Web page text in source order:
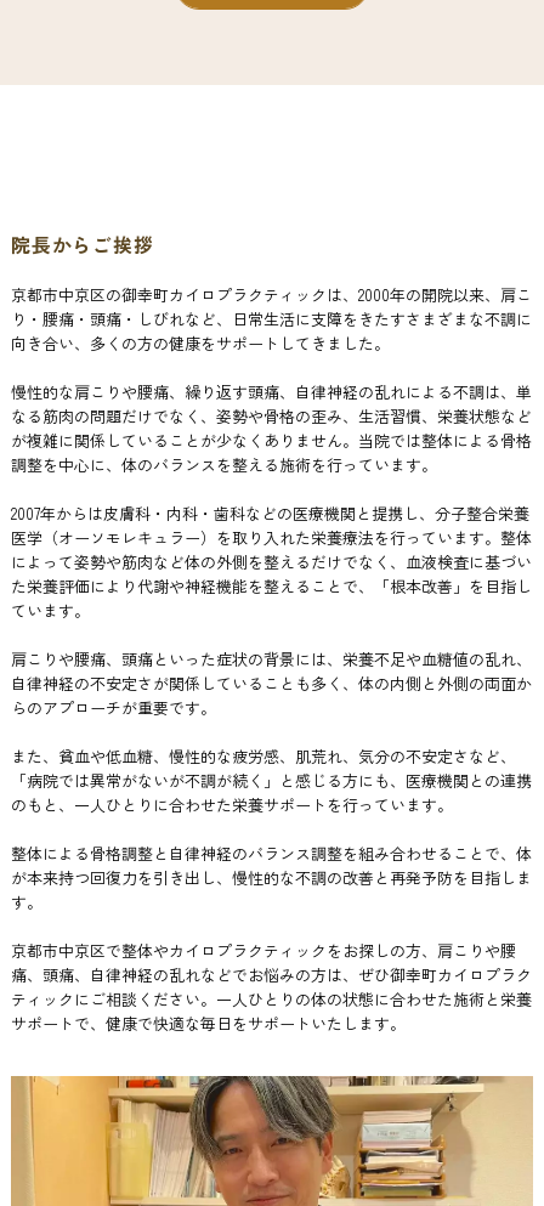
院長からご挨拶
京都市中京区の御幸町カイロプラクティックは、2000年の開院以来、肩こ
り・腰痛・頭痛・しびれなど、日常生活に支障をきたすさまざまな不調に
向き合い、多くの方の健康をサポートしてきました。
慢性的な肩こりや腰痛、繰り返す頭痛、自律神経の乱れによる不調は、単
なる筋肉の問題だけでなく、姿勢や骨格の歪み、生活習慣、栄養状態など
が複雑に関係していることが少なくありません。当院では整体による骨格
調整を中心に、体のバランスを整える施術を行っています。
2007年からは皮膚科・内科・歯科などの医療機関と提携し、分子整合栄養
医学（オーソモレキュラー）を取り入れた栄養療法を行っています。整体
によって姿勢や筋肉など体の外側を整えるだけでなく、血液検査に基づい
た栄養評価により代謝や神経機能を整えることで、「根本改善」を目指し
ています。
肩こりや腰痛、頭痛といった症状の背景には、栄養不足や血糖値の乱れ、
自律神経の不安定さが関係していることも多く、体の内側と外側の両面か
らのアプローチが重要です。
また、貧血や低血糖、慢性的な疲労感、肌荒れ、気分の不安定さなど、
「病院では異常がないが不調が続く」と感じる方にも、医療機関との連携
のもと、一人ひとりに合わせた栄養サポートを行っています。
整体による骨格調整と自律神経のバランス調整を組み合わせることで、体
が本来持つ回復力を引き出し、慢性的な不調の改善と再発予防を目指しま
す。
京都市中京区で整体やカイロプラクティックをお探しの方、肩こりや腰
痛、頭痛、自律神経の乱れなどでお悩みの方は、ぜひ御幸町カイロプラク
ティックにご相談ください。一人ひとりの体の状態に合わせた施術と栄養
サポートで、健康で快適な毎日をサポートいたします。